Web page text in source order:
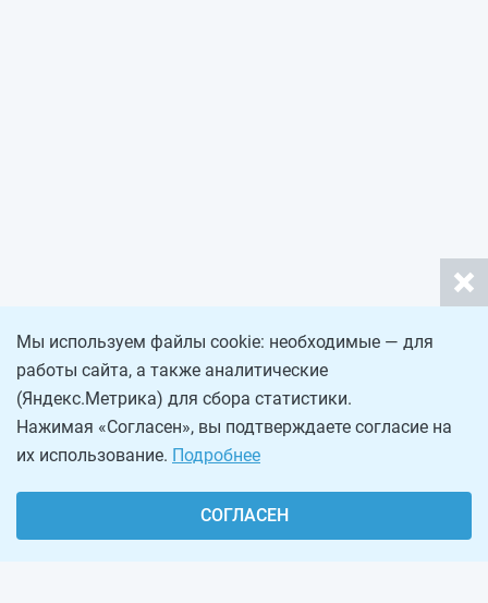
Мы используем файлы cookie: необходимые — для
работы сайта, а также аналитические
(Яндекс.Метрика) для сбора статистики.
Нажимая «Согласен», вы подтверждаете согласие на
их использование. Подробнее
СОГЛАСЕН